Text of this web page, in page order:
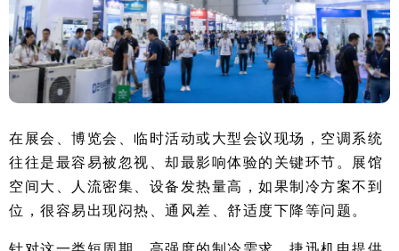
在展会、博览会、临时活动或大型会议现场，空调系统
往往是最容易被忽视、却最影响体验的关键环节。展馆
空间大、人流密集、设备发热量高，如果制冷方案不到
位，很容易出现闷热、通风差、舒适度下降等问题。